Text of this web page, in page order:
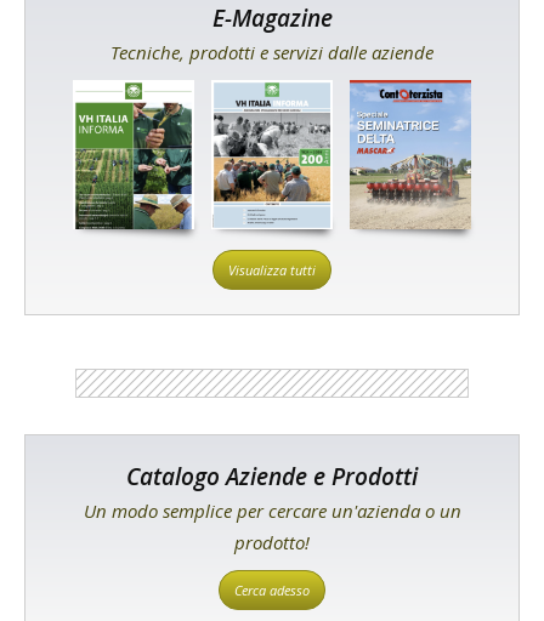
E-Magazine
Tecniche, prodotti e servizi dalle aziende
Visualizza tutti
Catalogo Aziende e Prodotti
Un modo semplice per cercare un'azienda o un
prodotto!
Cerca adesso